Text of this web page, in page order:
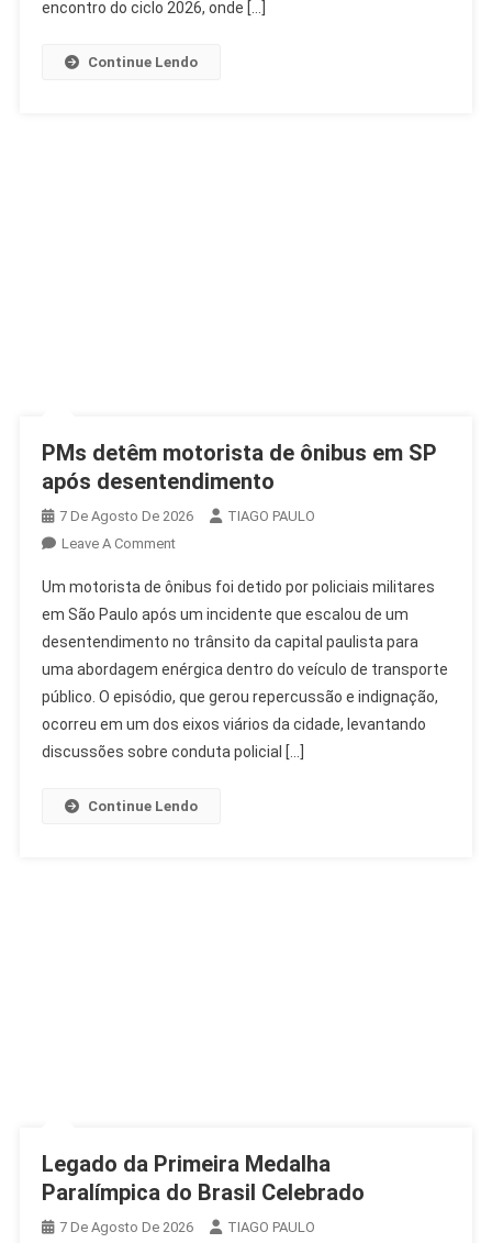
encontro do ciclo 2026, onde […]
Continue Lendo
PMs detêm motorista de ônibus em SP
após desentendimento
7 De Agosto De 2026
TIAGO PAULO
Leave A CommentOn
Detêm
Motorista
De
Ônibus
Em
SP
Após
Um motorista de ônibus foi detido por policiais militares
em São Paulo após um incidente que escalou de um
desentendimento no trânsito da capital paulista para
uma abordagem enérgica dentro do veículo de transporte
público. O episódio, que gerou repercussão e indignação,
ocorreu em um dos eixos viários da cidade, levantando
discussões sobre conduta policial […]
Continue Lendo
Legado da Primeira Medalha
Paralímpica do Brasil Celebrado
7 De Agosto De 2026
TIAGO PAULO